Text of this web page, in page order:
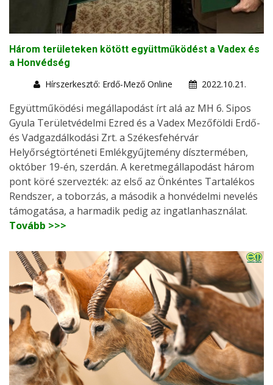
Három területeken kötött együttműködést a Vadex és
a Honvédség
Hírszerkesztő: Erdő-Mező Online
2022.10.21.
Együttműködési megállapodást írt alá az MH 6. Sipos
Gyula Területvédelmi Ezred és a Vadex Mezőföldi Erdő-
és Vadgazdálkodási Zrt. a Székesfehérvár
Helyőrségtörténeti Emlékgyűjtemény dísztermében,
október 19-én, szerdán. A keretmegállapodást három
pont köré szervezték: az első az Önkéntes Tartalékos
Rendszer, a toborzás, a második a honvédelmi nevelés
támogatása, a harmadik pedig az ingatlanhasználat.
Tovább >>>